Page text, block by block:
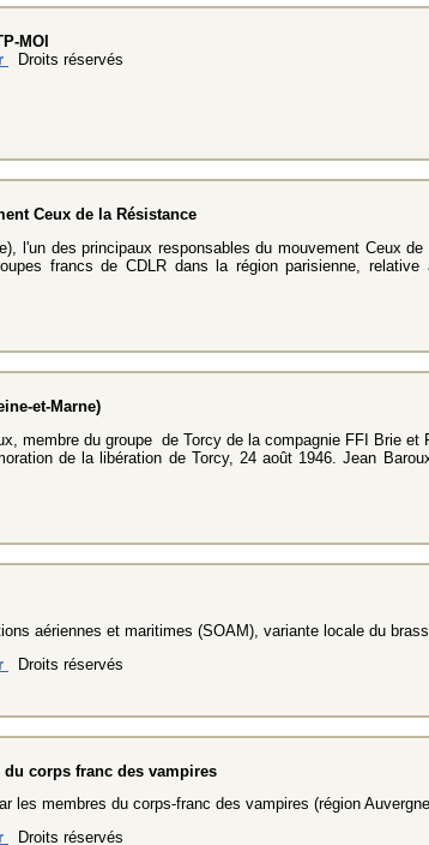
MOI
Droits réservés
Ceux de la Résistance
l'un des principaux responsables du mouvement Ceux
francs de CDLR dans la région parisienne,
et-Marne)
membre du groupe de Torcy de la compagnie FFI Brie et
de la libération de Torcy, 24 août 1946. Jean
aériennes et maritimes (SOAM), variante locale du
Droits réservés
corps franc des vampires
les membres du corps-franc des vampires (région
Droits réservés